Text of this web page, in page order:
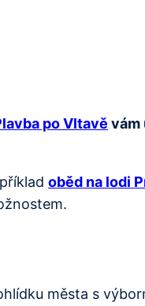
po Vltavě vám
oběd na lodi
města s